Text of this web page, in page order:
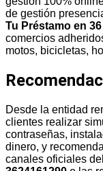
de gestión
Tu Préstamo en
comercios
motos, bicicletas,
Desde la entidad
clientes realizar
contraseñas,
dinero, y
canales oficiales